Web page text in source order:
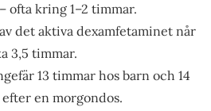
ofta kring 1–2 timmar.
det aktiva dexamfetaminet når
3,5 timmar.
13 timmar hos barn och 14
en morgondos.